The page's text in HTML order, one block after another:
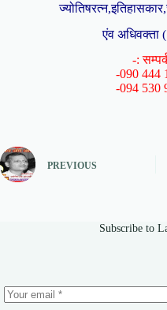
एंव अधिवक्ता (
-:
-090 444
-094 530
PREVIOUS
Subscribe to